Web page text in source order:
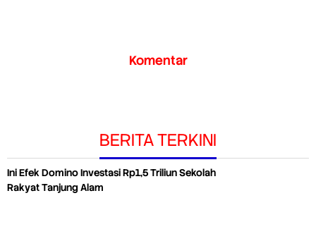
Komentar
BERITA TERKINI
Ini Efek Domino Investasi Rp1,5 Triliun Sekolah
Rakyat Tanjung Alam